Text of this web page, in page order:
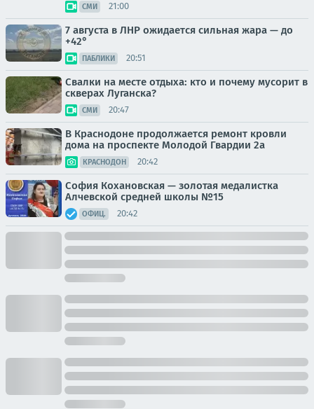
СМИ 21:00
7 августа в ЛНР ожидается сильная жара — до
+42°
ПАБЛИКИ 20:51
Свалки на месте отдыха: кто и почему мусорит в
скверах Луганска?
СМИ 20:47
В Краснодоне продолжается ремонт кровли
дома на проспекте Молодой Гвардии 2а
КРАСНОДОН 20:42
София Кохановская — золотая медалистка
Алчевской средней школы №15
ОФИЦ. 20:42